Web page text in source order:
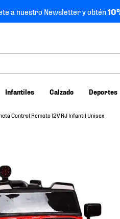
a nuestro Newsletter y obtén
Infantiles Calzado Deportes
Control Remoto 12V RJ Infantil Unisex